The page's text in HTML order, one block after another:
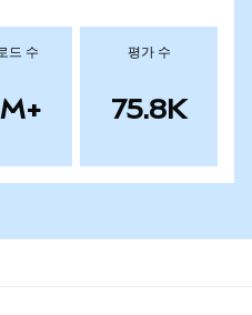
드 수 평가 수
75.8K